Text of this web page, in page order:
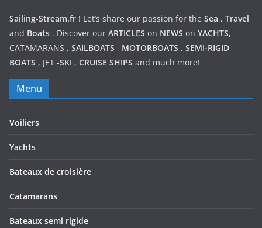
Sailing-Stream.fr ! Let’s share our passion for the Sea , Travel
and Boats . Discover our ARTICLES on NEWS on YACHTS,
CATAMARANS , SAILBOATS , MOTORBOATS , SEMI-RIGID
BOATS , JET -SKI , CRUISE SHIPS and much more!
Menu
Voiliers
Yachts
Bateaux de croisière
Catamarans
Bateaux semi rigide